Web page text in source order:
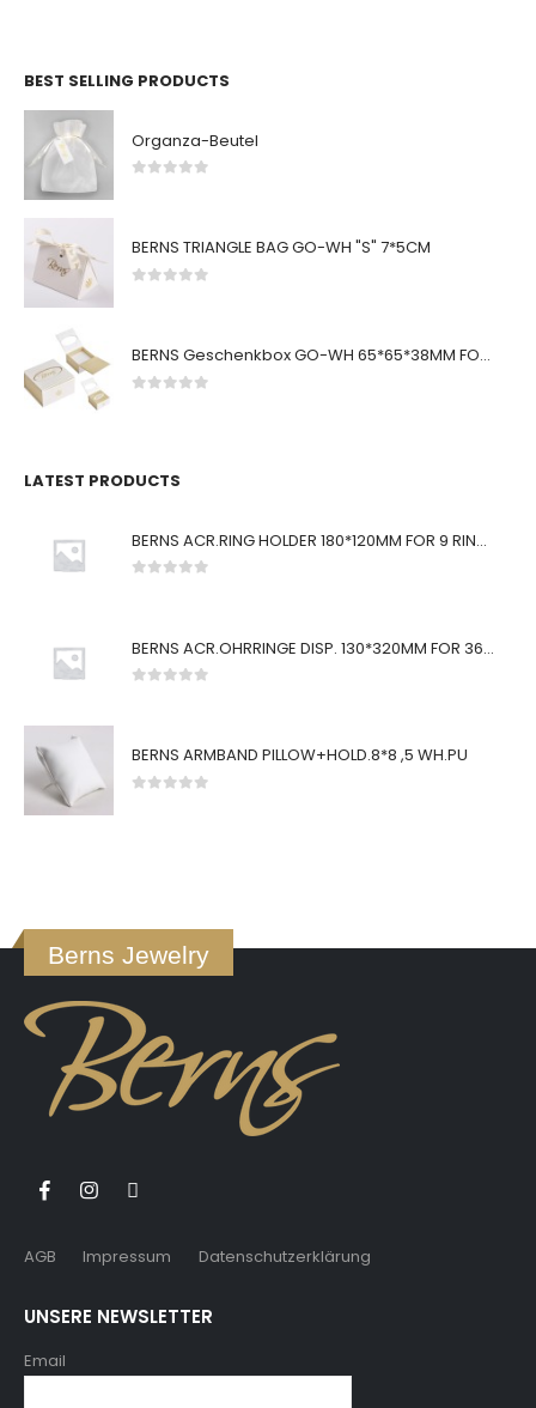
BEST SELLING PRODUCTS
Organza-Beutel
BERNS TRIANGLE BAG GO-WH "S" 7*5CM
BERNS Geschenkbox GO-WH 65*65*38MM FOR SMALL SETS
LATEST PRODUCTS
BERNS ACR.RING HOLDER 180*120MM FOR 9 RINGS
BERNS ACR.OHRRINGE DISP. 130*320MM FOR 36 PAIRS
BERNS ARMBAND PILLOW+HOLD.8*8 ,5 WH.PU
Berns Jewelry
AGB Impressum Datenschutzerklärung
UNSERE NEWSLETTER
Email